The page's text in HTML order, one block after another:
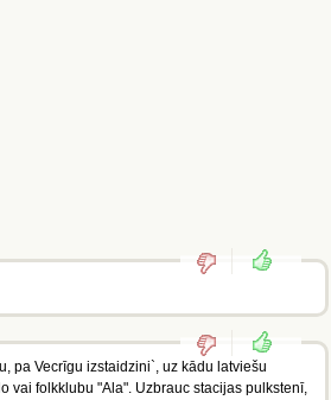
pa Vecrīgu izstaidzini`, uz kādu latviešu
vai folkklubu "Ala". Uzbrauc stacijas pulkstenī,